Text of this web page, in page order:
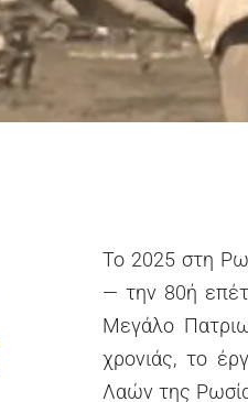
Το 2025 στη
— την 80ή
Μεγάλο
χρονιάς, το
Λαών της